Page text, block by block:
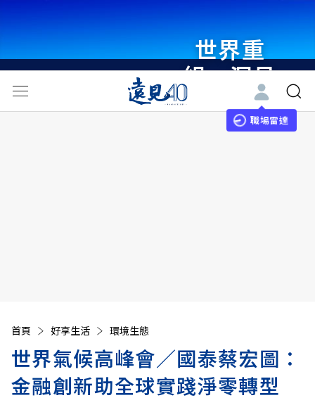
世界重
組・洞見
未來 與
世界領袖
職場雷達
首頁 好享生活 環境生態
世界氣候高峰會／國泰蔡宏圖：
金融創新助全球實踐淨零轉型